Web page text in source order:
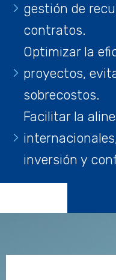
gestión de
contratos.
Optimizar la
proyectos,
sobrecostos.
Facilitar la
inversión y